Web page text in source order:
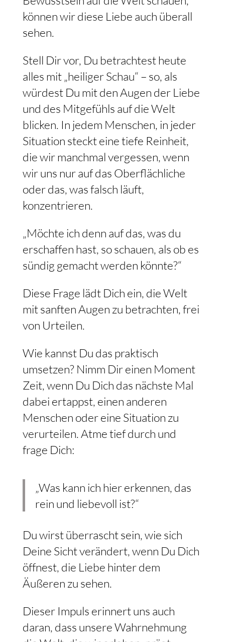
können wir diese Liebe auch überall
sehen.
Stell Dir vor, Du betrachtest heute
alles mit „heiliger Schau“ – so, als
würdest Du mit den Augen der Liebe
und des Mitgefühls auf die Welt
blicken. In jedem Menschen, in jeder
Situation steckt eine tiefe Reinheit,
die wir manchmal vergessen, wenn
wir uns nur auf das Oberflächliche
oder das, was falsch läuft,
konzentrieren.
„Möchte ich denn auf das, was du
erschaffen hast, so schauen, als ob es
sündig gemacht werden könnte?“
Diese Frage lädt Dich ein, die Welt
mit sanften Augen zu betrachten, frei
von Urteilen.
Wie kannst Du das praktisch
umsetzen? Nimm Dir einen Moment
Zeit, wenn Du Dich das nächste Mal
dabei ertappst, einen anderen
Menschen oder eine Situation zu
verurteilen. Atme tief durch und
frage Dich:
„Was kann ich hier erkennen, das
rein und liebevoll ist?“
Du wirst überrascht sein, wie sich
Deine Sicht verändert, wenn Du Dich
öffnest, die Liebe hinter dem
Äußeren zu sehen.
Dieser Impuls erinnert uns auch
daran, dass unsere Wahrnehmung